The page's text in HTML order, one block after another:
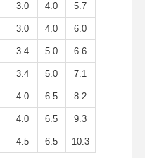
3.0 4.0 5.7
3.0 4.0 6.0
3.4 5.0 6.6
3.4 5.0 7.1
4.0 6.5 8.2
4.0 6.5 9.3
4.5 6.5 10.3